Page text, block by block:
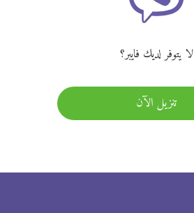
لا يتوفر لديك فايبر؟
تنزيل الآن